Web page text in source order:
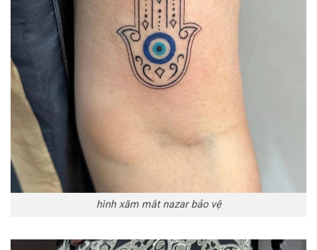
hình xăm mắt nazar bảo vệ